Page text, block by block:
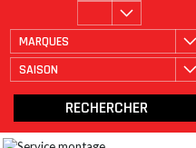
MARQUES
SAISON